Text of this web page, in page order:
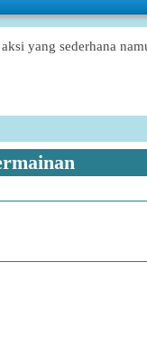
yang sederhana